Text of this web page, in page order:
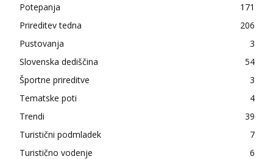
Potepanja
171
Prireditev tedna
206
Pustovanja
3
Slovenska dediščina
54
Športne prireditve
3
Tematske poti
4
Trendi
39
Turistični podmladek
7
Turistično vodenje
6